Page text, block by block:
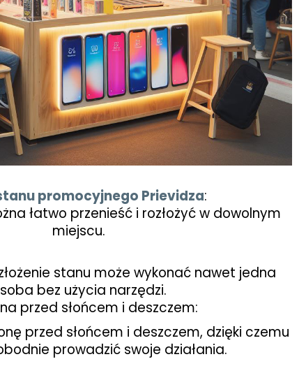
promocyjnego Prievidza:
łatwo przenieść i rozłożyć w dowolnym
miejscu.
stanu może wykonać nawet jedna
bez użycia narzędzi.
przed słońcem i deszczem:
przed słońcem i deszczem, dzięki czemu
prowadzić swoje działania.